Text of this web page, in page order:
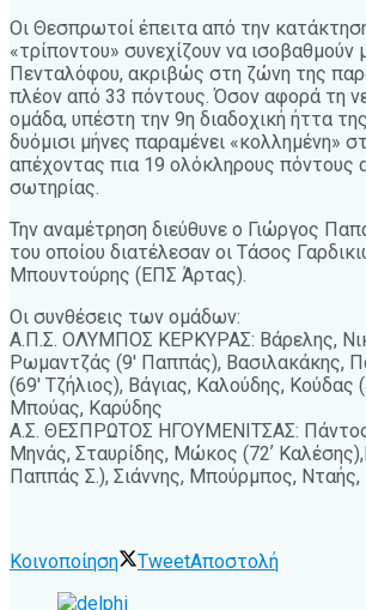
Οι Θεσπρωτοί έπειτα από την
«τρίποντου» συνεχίζουν να ισοβαθμούν
Πενταλόφου, ακριβώς στη ζώνη της
πλέον από 33 πόντους. Όσον αφορά τη
ομάδα, υπέστη την 9η διαδοχική ήττα
δυόμισι μήνες παραμένει «κολλημένη»
απέχοντας πια 19 ολόκληρους πόντους
σωτηρίας.
Την αναμέτρηση διεύθυνε ο Γιώργος
του οποίου διατέλεσαν οι Τάσος
Μπουντούρης (ΕΠΣ Άρτας).
Οι συνθέσεις των ομάδων:
Α.Π.Σ. ΟΛΥΜΠΟΣ ΚΕΡΚΥΡΑΣ: Βάρελης,
Ρωμαντζάς (9′ Παππάς), Βασιλακάκης,
(69′ Τζήλιος), Βάγιας, Καλούδης, Κούδας
Μπούας, Καρύδης
Α.Σ. ΘΕΣΠΡΩΤΟΣ ΗΓΟΥΜΕΝΙΤΣΑΣ:
Μηνάς, Σταυρίδης, Μώκος (72ʼ
Παππάς Σ.), Σιάννης, Μπούρμπος, Νταής,
Κοινοποίηση TweetΑποστολή